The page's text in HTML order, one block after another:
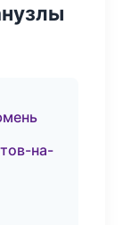
на-